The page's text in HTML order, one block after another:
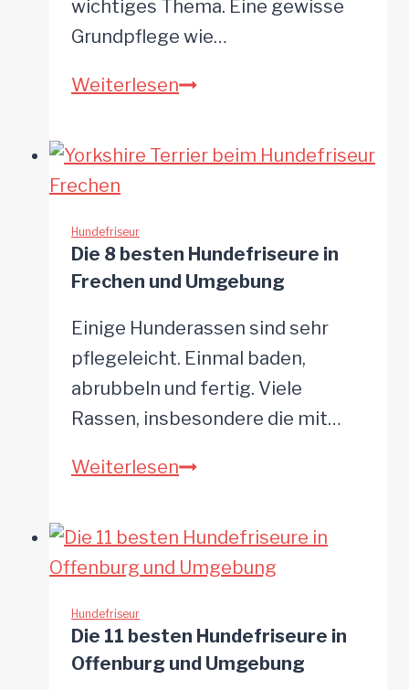
wichtiges Thema. Eine gewisse
Grundpflege wie…
WeiterlesenDie
besten
und
Umgebung
Hundefriseur
Die 8 besten Hundefriseure in
Frechen und Umgebung
Einige Hunderassen sind sehr
pflegeleicht. Einmal baden,
abrubbeln und fertig. Viele
Rassen, insbesondere die mit…
WeiterlesenDie
besten
Hundefriseure
und
Umgebung
Hundefriseur
Die 11 besten Hundefriseure in
Offenburg und Umgebung